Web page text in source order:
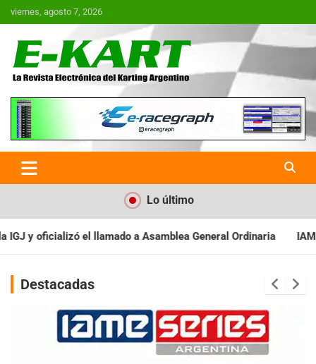
Saltar
al
viernes, agosto 7, 2026
E-Kart.com.ar | La Revista
Electrónica del Karting en
Argentina
Lo último
General Ordinaria IAME SERIES ARGENTINA:
Destacadas